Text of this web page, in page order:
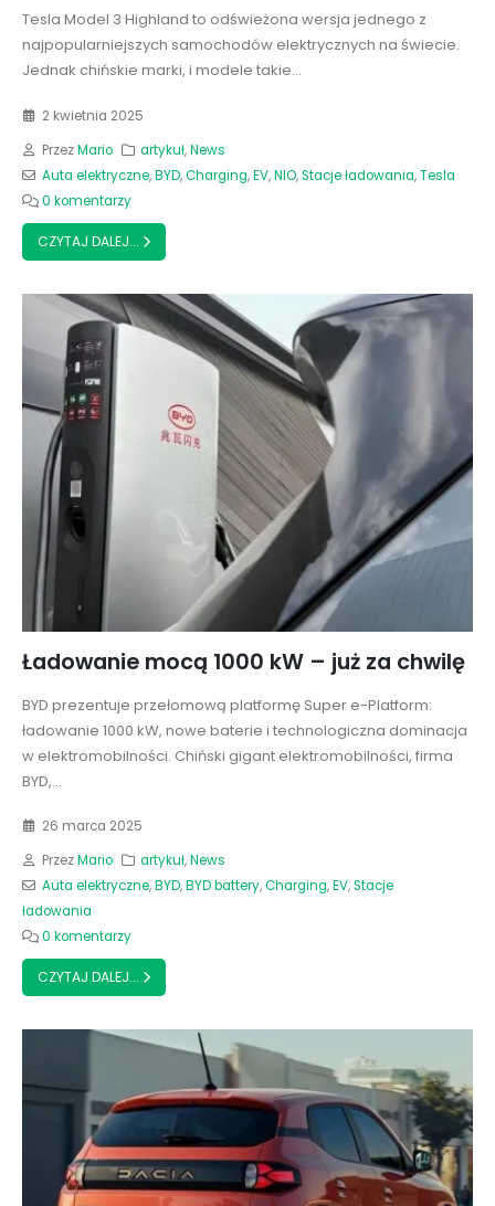
Tesla Model 3 Highland to odświeżona wersja jednego z
najpopularniejszych samochodów elektrycznych na świecie.
Jednak chińskie marki, i modele takie...
2 kwietnia 2025
PrzezMario artykuł,News
Auta elektryczne,BYD,Charging,EV,NIO,Stacje ładowania,Tesla
0 komentarzy
CZYTAJ DALEJ...
Ładowanie mocą 1000 kW – już za chwilę
BYD prezentuje przełomową platformę Super e-Platform:
ładowanie 1000 kW, nowe baterie i technologiczna dominacja
w elektromobilności. Chiński gigant elektromobilności, firma
BYD,...
26 marca 2025
PrzezMario artykuł,News
Auta elektryczne,BYD,BYD battery,Charging,EV,Stacje
ładowania
0 komentarzy
CZYTAJ DALEJ...